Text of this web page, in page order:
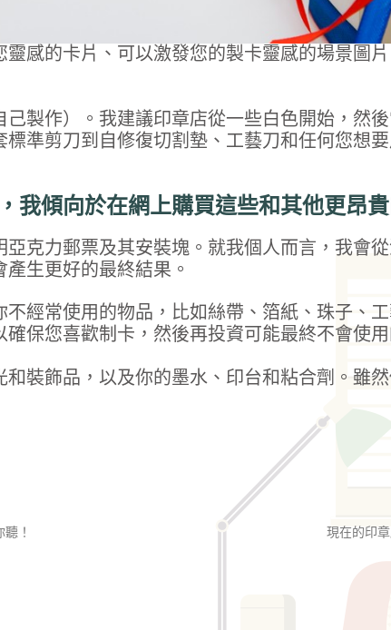
感的卡片、可以激發您的製卡靈感的場景圖
製作）。我建議印章店從一些白色開始，然
準剪刀到自修復切割墊、工藝刀和任何您想
傾向於在網上購買這些和其他更昂貴
亞克力郵票及其安裝塊。就我個人而言，我會
生更好的最終結果。
經常使用的物品，比如絲帶、箔紙、珠子、
保您喜歡制卡，然後再投資可能最終不會使用
和裝飾品，以及你的墨水、印台和粘合劑。雖
！ 現在的印